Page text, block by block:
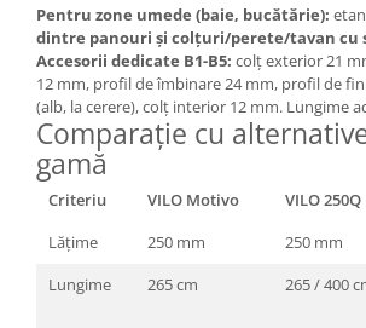
Pentru zone umede (baie, bucătărie):
dintre panouri și colțuri/perete/tavan cu
Accesorii dedicate B1-B5: colț exterior 21
12 mm, profil de îmbinare 24 mm, profil de
(alb, la cerere), colț interior 12 mm. Lungime
Comparație cu
gamă
Criteriu VILO Motivo VILO 250Q
Lățime
250 mm 250 mm
Lungime
265 cm 265 / 400